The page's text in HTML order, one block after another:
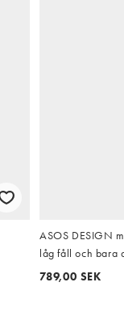
ASOS DESIGN
låg fåll och bara
789,00 SEK